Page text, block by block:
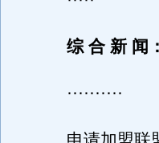
综 合 新 闻：
··········